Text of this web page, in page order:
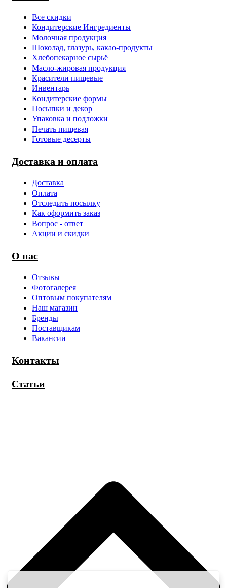
Все скидки
Кондитерские Ингредиенты
Молочная продукция
Шоколад, глазурь, какао-продукты
Хлебопекарное сырьё
Масло-жировая продукция
Красители пищевые
Инвентарь
Кондитерские формы
Посыпки и декор
Упаковка и подложки
Печать пищевая
Готовые десерты
Доставка и оплата
Доставка
Оплата
Отследить посылку
Как оформить заказ
Вопрос - ответ
Акции и скидки
О нас
Отзывы
Фотогалерея
Оптовым покупателям
Наш магазин
Бренды
Поставщикам
Вакансии
Контакты
Статьи